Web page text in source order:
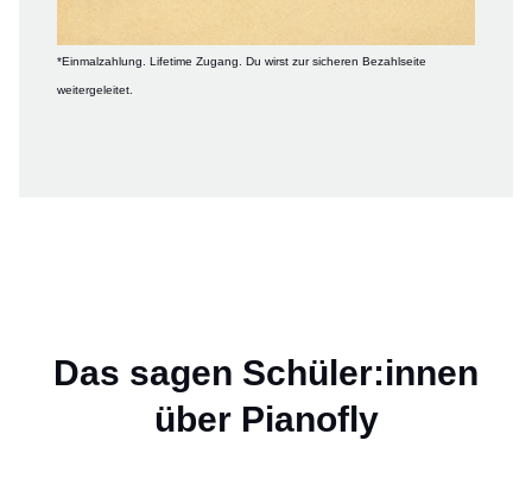
*Einmalzahlung. Lifetime Zugang. Du wirst zur sicheren Bezahlseite
weitergeleitet.
Das sagen Schüler:innen
über Pianofly